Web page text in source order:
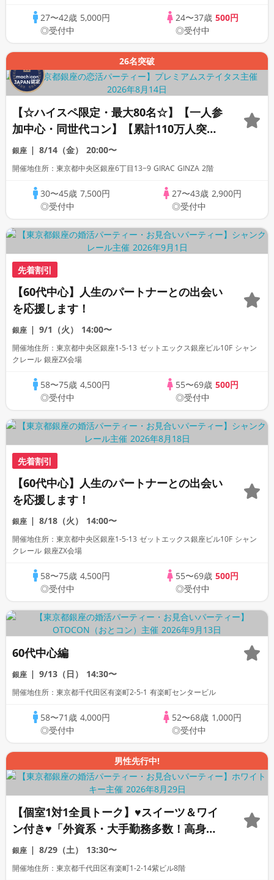
27〜42歳 5,000円
◎受付中
24〜37歳 500円
◎受付中
26名突破
【☆ハイスペ限定・最大80名☆】【一人参
加中心・同世代コン】【累計110万人突
破！】【スパークリング飲み放題】プレミ
アムステイタス
銀座 8/14（金） 20:00〜
開催地住所：東京都中央区銀座6丁目13−9 GIRAC GINZA 2階
30〜45歳 7,500円
◎受付中
27〜43歳 2,900円
◎受付中
先着割引
【60代中心】人生のパートナーとの出会い
を応援します！
銀座 9/1（火） 14:00〜
開催地住所：東京都中央区銀座1-5-13 ゼットエックス銀座ビル10F シャン
クレール 銀座ZX会場
58〜75歳 4,500円
◎受付中
55〜69歳 500円
◎受付中
先着割引
【60代中心】人生のパートナーとの出会い
を応援します！
銀座 8/18（火） 14:00〜
開催地住所：東京都中央区銀座1-5-13 ゼットエックス銀座ビル10F シャン
クレール 銀座ZX会場
58〜75歳 4,500円
◎受付中
55〜69歳 500円
◎受付中
60代中心編
銀座 9/13（日） 14:30〜
開催地住所：東京都千代田区有楽町2-5-1 有楽町センタービル
58〜71歳 4,000円
◎受付中
52〜68歳 1,000円
◎受付中
男性先行中!
【個室1対1全員トーク】♥スイーツ＆ワイ
ン付き♥「外資系・大手勤務多数！高身長
エリート限定」個室スタイル/White Key
AI Matching/マッチングあり
銀座 8/29（土） 13:30〜
開催地住所：東京都千代田区有楽町1-2-14紫ビル8階